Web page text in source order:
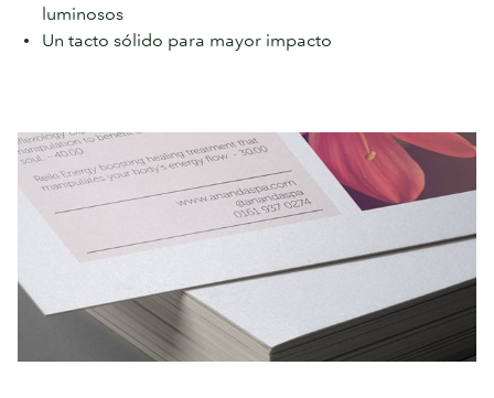
luminosos
Un tacto sólido para mayor impacto